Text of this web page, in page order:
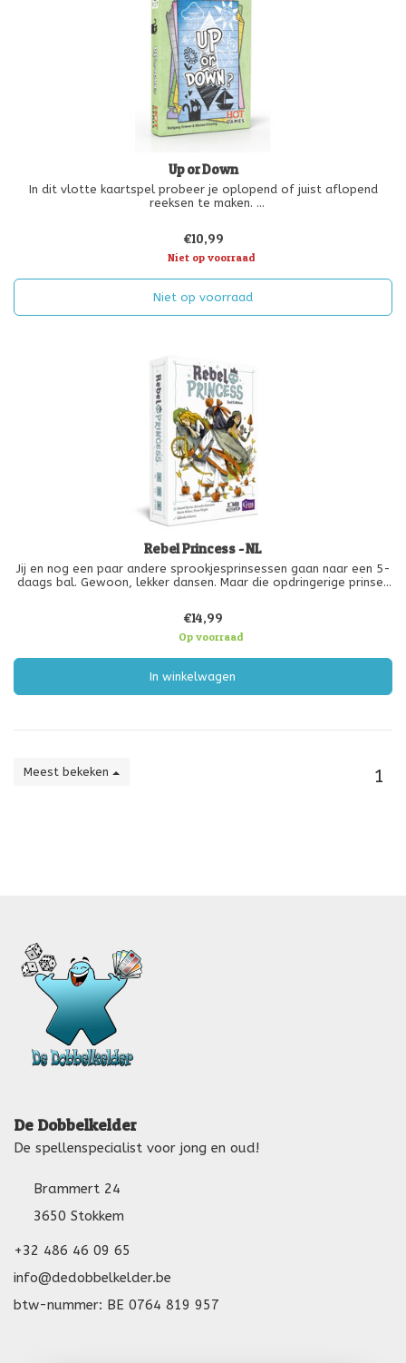
Up or Down
In dit vlotte kaartspel probeer je oplopend of juist aflopend
reeksen te maken.
scoren. Klinkt simpel? Mooi niet!
Want krijg jij wel de kaarten die je écht nodig hebt? Of pakken je
€10,99
Niet op voorraad
Niet op voorraad
Rebel Princess - NL
Jij en nog een paar andere sprookjesprinsessen gaan naar een 5-
daags bal. Gewoon, lekker dansen. Maar die opdringerige prinsen
Rebel Princess is een verrassend slagenspel waarbij het doel is
€14,99
Op voorraad
In winkelwagen
Meest bekeken 1
De Dobbelkelder
De spellenspecialist voor jong en oud!
Brammert 24
3650 Stokkem
+32 486 46 09 65
info@dedobbelkelder.be
btw-nummer: BE 0764 819 957